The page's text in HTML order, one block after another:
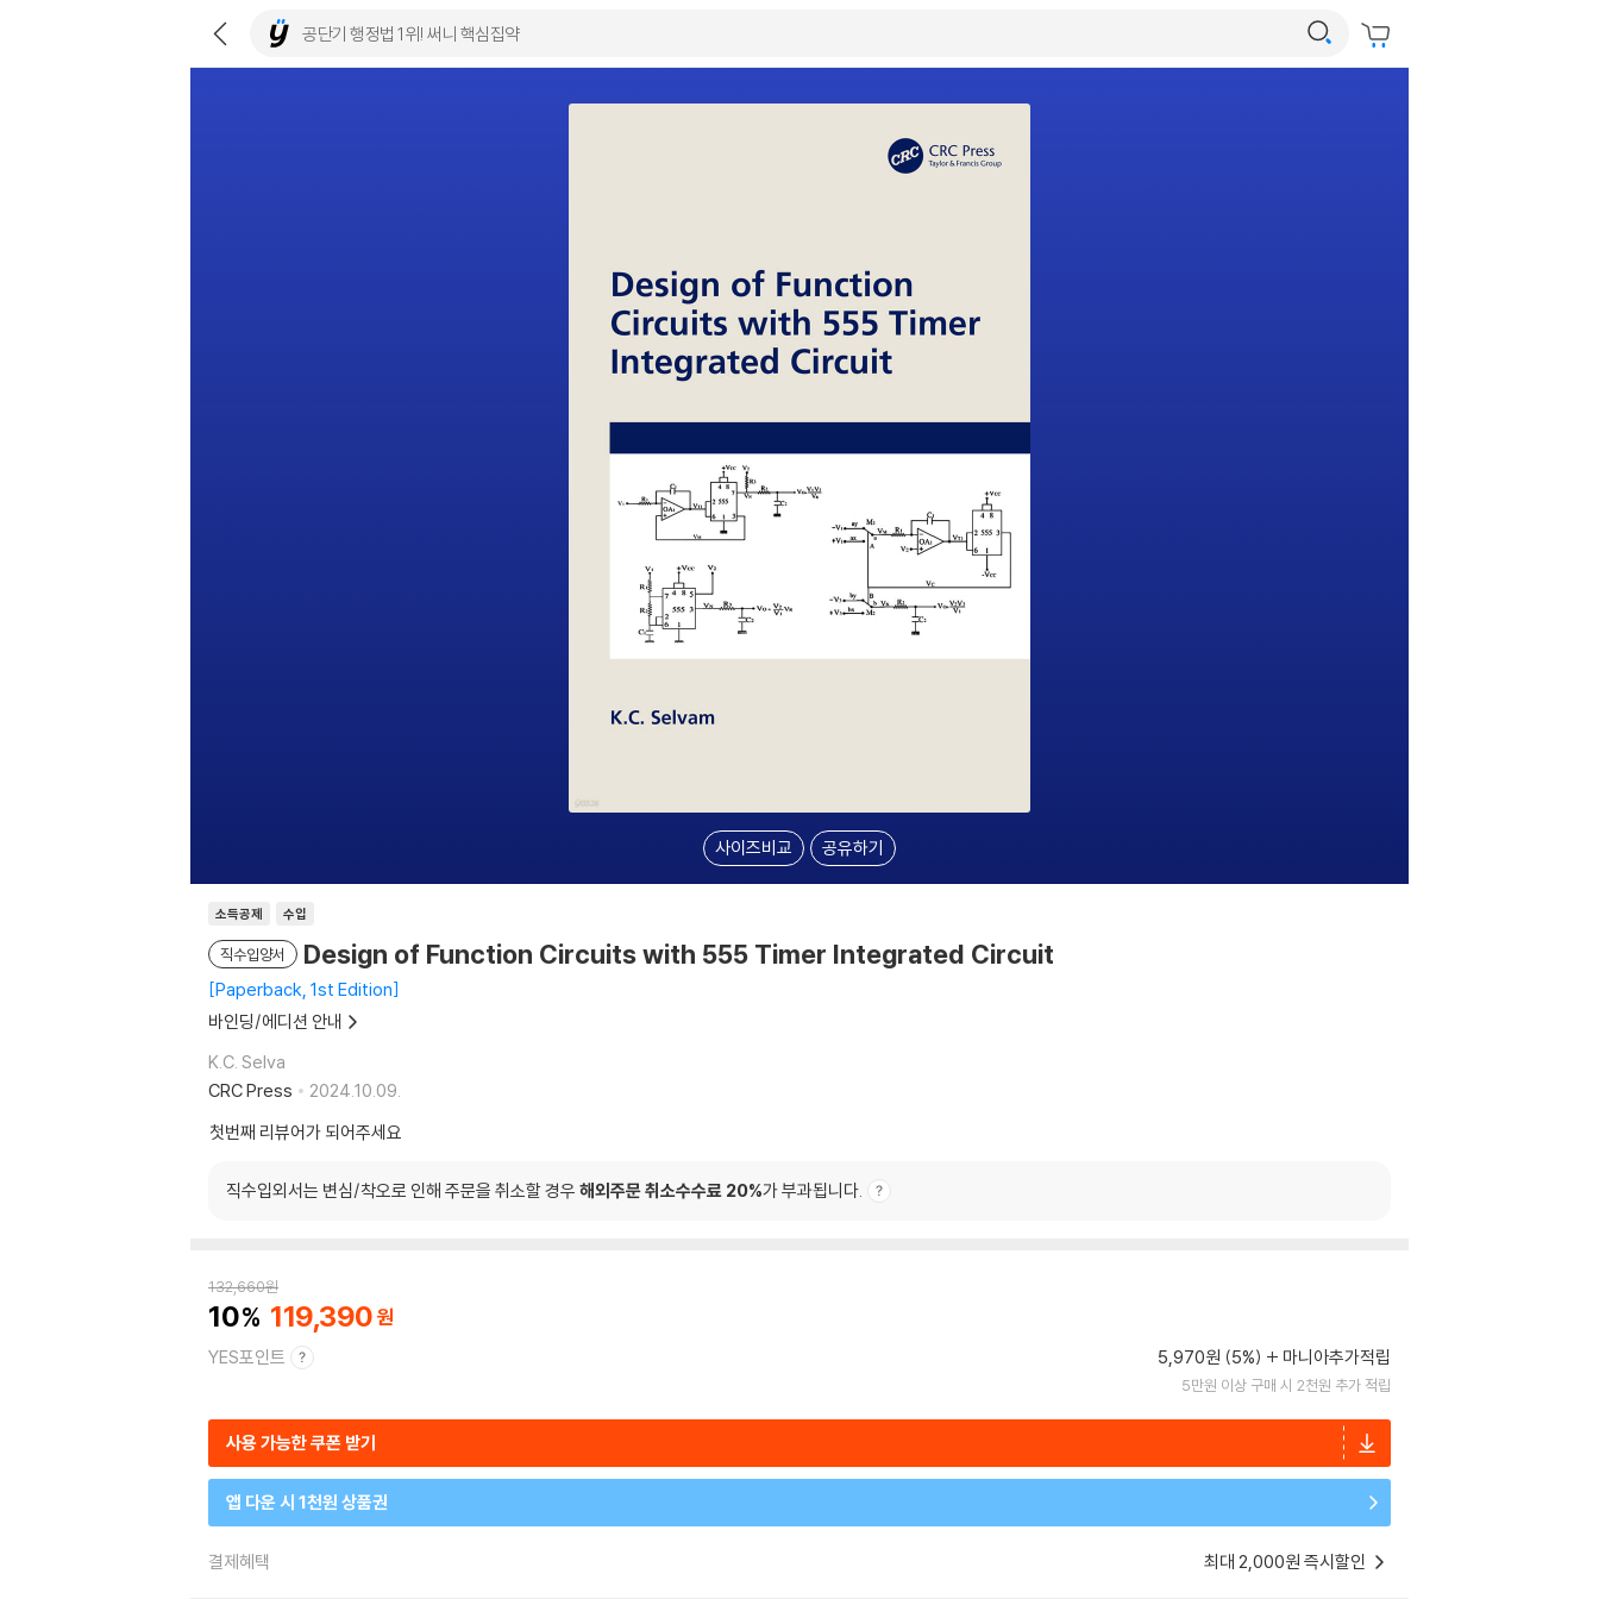
사이즈비교 공유하기
소득공제 수입
직수입양서 Design of Function Circuits with 555 Timer Integrated Circuit
Paperback, 1st Edition
바인딩/에디션 안내
K.C. Selva
CRC Press
2024.10.09.
첫번째 리뷰어가 되어주세요
직수입외서는 변심/착오로 인해 주문을 취소할 경우 해외주문 취소수수료 20%가 부과됩니다.
132,660원
10 119,390
YES포인트 5,970원 (5%) 마니아추가적립
5만원 이상 구매 시 2천원 추가 적립
사용 가능한 쿠폰 받기
앱 다운 시 1천원 상품권
결제혜택 최대 2,000원 즉시할인